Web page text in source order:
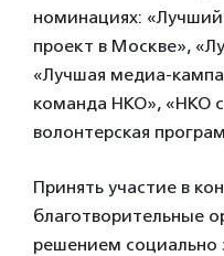
номинациях:
проект в Москве»,
«Лучшая медиа-
команда НКО», «НКО
волонтерская
Принять участие в
благотворительные
решением